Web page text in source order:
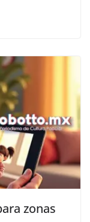
zonas